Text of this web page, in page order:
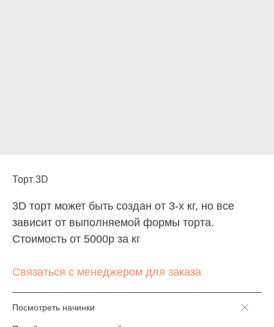
Торт 3D
3D торт может быть создан от 3-х кг, но все
зависит от выполняемой формы торта.
Стоимость от 5000р за кг
Связаться с менеджером для заказа
Посмотреть начинки
Торт без сахара, торт без глютена, торт без